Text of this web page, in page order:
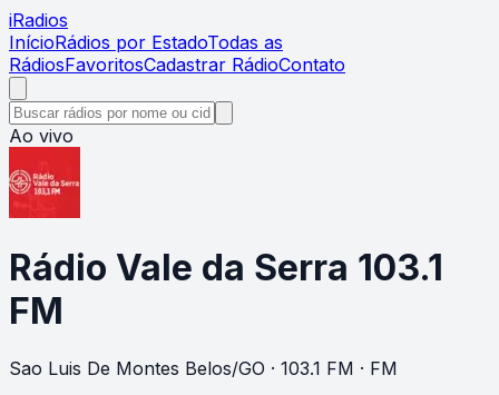
iRadios
InícioRádios por EstadoTodas as
RádiosFavoritosCadastrar RádioContato
Ao vivo
Rádio Vale da Serra 103.1
FM
Sao Luis De Montes Belos/GO · 103.1 FM · FM